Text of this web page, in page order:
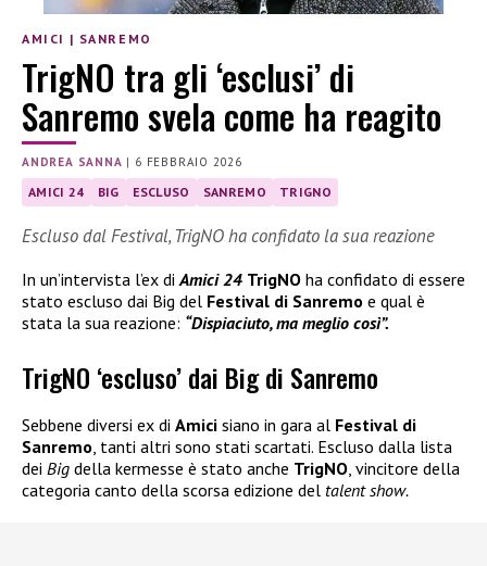
AMICI | SANREMO
TrigNO tra gli ‘esclusi’ di
Sanremo svela come ha reagito
ANDREA SANNA | 6 FEBBRAIO 2026
AMICI 24 BIG ESCLUSO SANREMO TRIGNO
Escluso dal Festival, TrigNO ha confidato la sua reazione
In un’intervista l’ex di Amici 24 TrigNO ha confidato di essere
stato escluso dai Big del Festival di Sanremo e qual è
stata la sua reazione: “Dispiaciuto, ma meglio così”.
TrigNO ‘escluso’ dai Big di Sanremo
Sebbene diversi ex di Amici siano in gara al Festival di
Sanremo, tanti altri sono stati scartati. Escluso dalla lista
dei Big della kermesse è stato anche TrigNO, vincitore della
categoria canto della scorsa edizione del talent show.